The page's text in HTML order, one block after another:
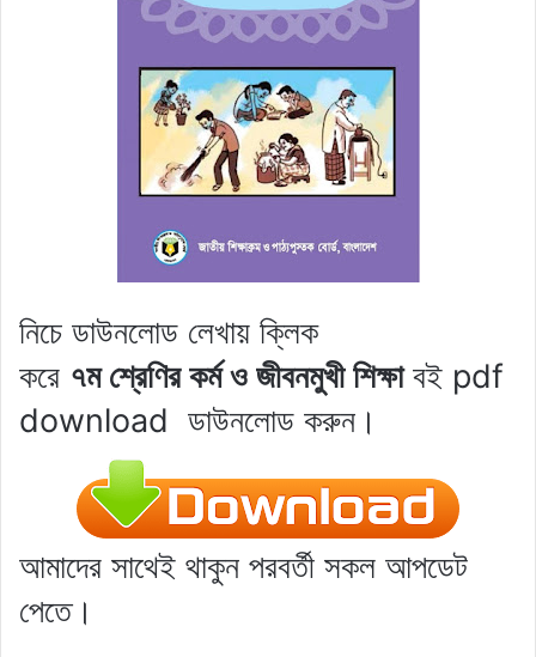
নিচে ডাউনলোড লেখায় ক্লিক
করে ৭ম শ্রেণিরকর্ম ও জীবনমুখী শিক্ষাবই pdf
download ডাউনলোড করুন।
আমাদের সাথেই থাকুন পরবর্তী সকল আপডেট
পেতে।